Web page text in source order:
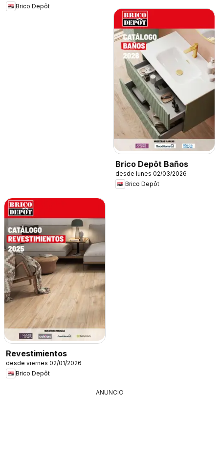
Brico Depôt
Brico Depôt Baños
desde lunes 02/03/2026
Brico Depôt
Revestimientos
desde viernes 02/01/2026
Brico Depôt
ANUNCIO